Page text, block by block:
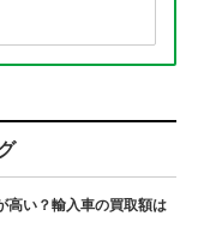
高い？輸入車の買取額は